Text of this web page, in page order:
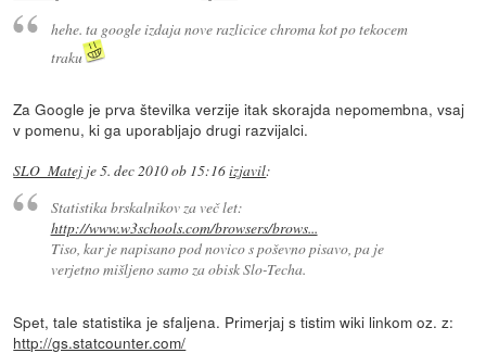
hehe. ta google izdaja nove razlicice chroma kot po tekocem
traku
Za Google je prva številka verzije itak skorajda nepomembna, vsaj
v pomenu, ki ga uporabljajo drugi razvijalci.
SLO_Matej je5. dec 2010 ob 15:16izjavil:
Statistika brskalnikov za več let:
http://www.w3schools.com/browsers/brows...
Tiso, kar je napisano pod novico s poševno pisavo, pa je
verjetno mišljeno samo za obisk Slo-Techa.
Spet, tale statistika je sfaljena. Primerjaj s tistim wiki linkom oz. z:
http://gs.statcounter.com/